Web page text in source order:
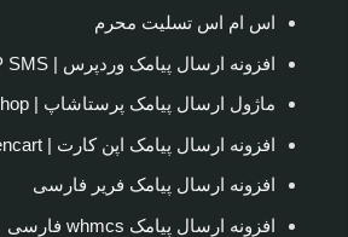
اس ام اس تسلیت محرم
افزونه ارسال پیامک وردپرس | WP SMS
ماژول ارسال پیامک پرستاشاپ | prestashop
افزونه ارسال پیامک اپن کارت | opencart
افزونه ارسال پیامک فریر فارسی
افزونه ارسال پیامک whmcs فارسی